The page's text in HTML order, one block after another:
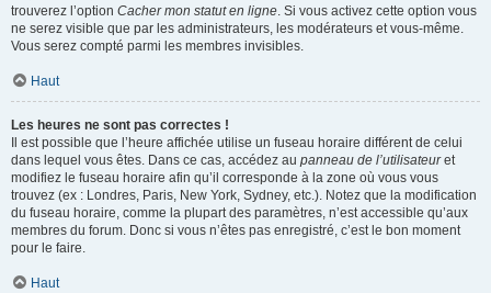
trouverez l’option Cacher mon statut en ligne. Si vous activez cette option vous
ne serez visible que par les administrateurs, les modérateurs et vous-même.
Vous serez compté parmi les membres invisibles.
Haut
Les heures ne sont pas correctes !
Il est possible que l’heure affichée utilise un fuseau horaire différent de celui
dans lequel vous êtes. Dans ce cas, accédez au panneau de l’utilisateuret
modifiez le fuseau horaire afin qu’il corresponde à la zone où vous vous
trouvez (ex : Londres, Paris, New York, Sydney, etc.). Notez que la modification
du fuseau horaire, comme la plupart des paramètres, n’est accessible qu’aux
membres du forum. Donc si vous n’êtes pas enregistré, c’est le bon moment
pour le faire.
Haut